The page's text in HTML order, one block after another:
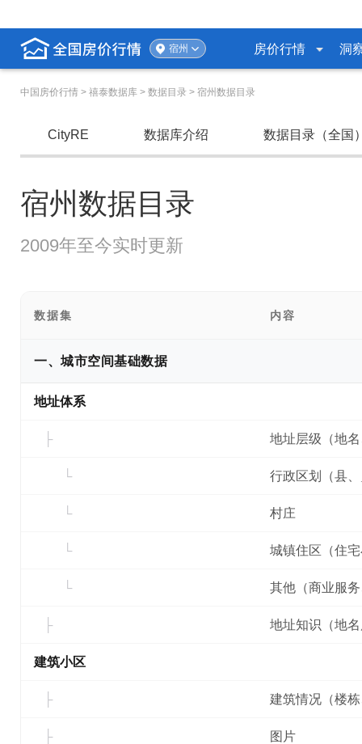
宿州 房价行情 洞
中国房价行情 > 禧泰数据库 > 数据目录 > 宿州数据目录
CityRE 数据库介绍 数据目录（全国
宿州数据目录
2009年至今实时更新
数据集 内容
一、城市空间基础数据
地址体系
地址层级（地
行政区划（县
村庄
城镇住区（住
其他（商业服
地址知识（地
建筑小区
建筑情况（楼
图片